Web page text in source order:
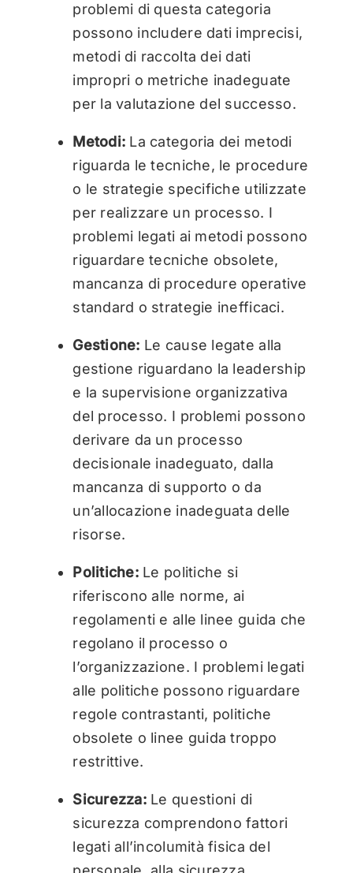
problemi di questa categoria
possono includere dati imprecisi,
metodi di raccolta dei dati
impropri o metriche inadeguate
per la valutazione del successo.
Metodi: La categoria dei metodi
riguarda le tecniche, le procedure
o le strategie specifiche utilizzate
per realizzare un processo. I
problemi legati ai metodi possono
riguardare tecniche obsolete,
mancanza di procedure operative
standard o strategie inefficaci.
Gestione: Le cause legate alla
gestione riguardano la leadership
e la supervisione organizzativa
del processo. I problemi possono
derivare da un processo
decisionale inadeguato, dalla
mancanza di supporto o da
un’allocazione inadeguata delle
risorse.
Politiche:Le politiche si
riferiscono alle norme, ai
regolamenti e alle linee guida che
regolano il processo o
l’organizzazione. I problemi legati
alle politiche possono riguardare
regole contrastanti, politiche
obsolete o linee guida troppo
restrittive.
Sicurezza:Le questioni di
sicurezza comprendono fattori
legati all’incolumità fisica del